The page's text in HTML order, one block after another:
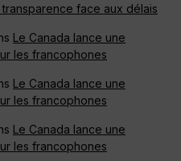
face aux délais
Le Canada lance une
les francophones
Le Canada lance une
les francophones
Le Canada lance une
les francophones